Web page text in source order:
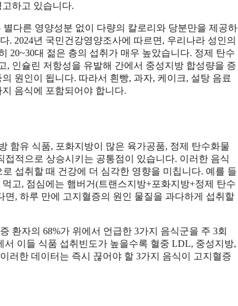
하고 있습니다.
다른 영양성분 없이 다량의 칼로리와 당분만을 제공하
. 2024년 국민건강영양조사에 따르면, 우리나라 성인의
20~30대 젊은 층의 섭취가 매우 높았습니다. 정제 탄수
인슐린 저항성을 유발해 간에서 중성지방 합성량을 증
원인이 됩니다. 따라서 흰빵, 과자, 케이크, 설탕 음료
음식에 포함되어야 합니다.
함유 식품, 포화지방이 많은 육가공품, 정제 탄수화물
적으로 상승시키는 공통점이 있습니다. 이러한 음식
섭취할 때 건강에 더 심각한 영향을 미칩니다. 예를 들
고, 점심에는 햄버거(트랜스지방+포화지방+정제 탄수
, 하루 만에 고지혈증의 원인 물질을 과다하게 섭취할
환자의 68%가 위에서 언급한 3가지 음식군을 주 3회
이들 식품 섭취빈도가 높을수록 혈중 LDL, 중성지방,
러한 데이터는 즉시 끊어야 할 3가지 음식이 고지혈증